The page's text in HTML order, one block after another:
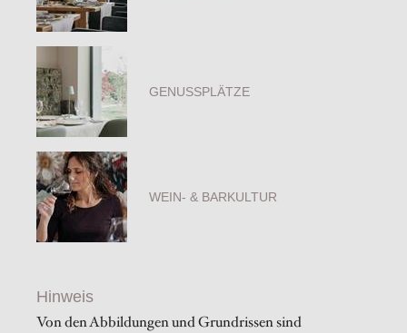
GENUSSPLÄTZE
WEIN- & BARKULTUR
Hinweis
Von den Abbildungen und Grundrissen sind